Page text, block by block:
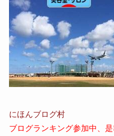
にほんブログ村
ブログランキング参加中、